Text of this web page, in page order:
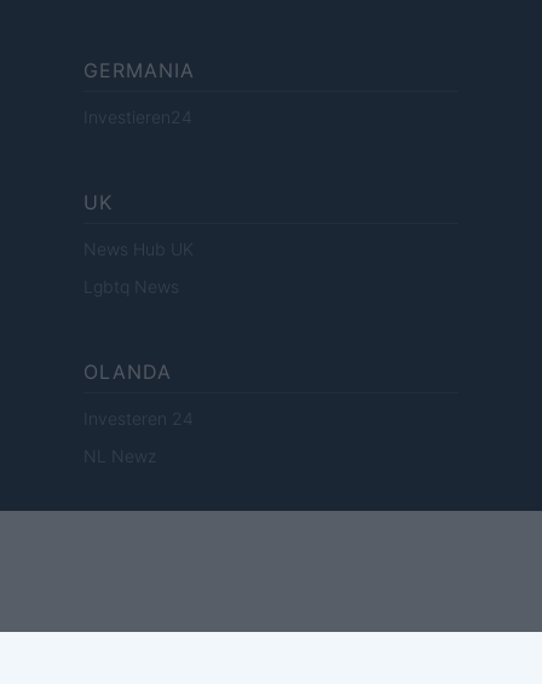
GERMANIA
Investieren24
UK
News Hub UK
Lgbtq News
OLANDA
Investeren 24
NL Newz